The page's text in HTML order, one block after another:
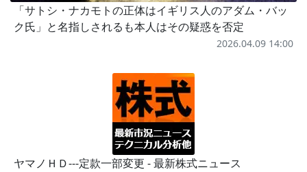
「サトシ・ナカモトの正体はイギリス人のアダム・バッ
ク氏」と名指しされるも本人はその疑惑を否定
2026.04.09 14:00
ヤマノＨＤ---定款一部変更 - 最新株式ニュース